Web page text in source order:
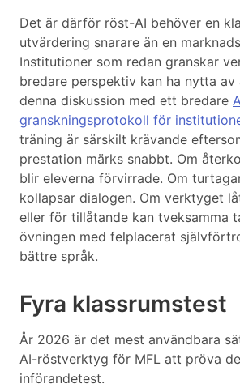
Det är därför röst-AI behöver en
utvärdering snarare än en
Institutioner som redan granskar
bredare perspektiv kan ha nytta
denna diskussion med ett bredare
granskningsprotokoll för
träning är särskilt krävande
prestation märks snabbt. Om
blir eleverna förvirrade. Om
kollapsar dialogen. Om verktyget
eller för tillåtande kan tveksamma
övningen med felplacerat
bättre språk.
Fyra klassrumstest
År 2026 är det mest användbara
AI-röstverktyg för MFL att pröva
införandetest.